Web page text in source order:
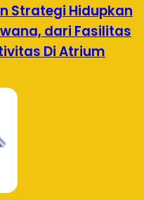
Strategi Hidupkan
dari Fasilitas
Di Atrium